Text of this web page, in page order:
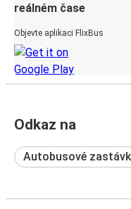
reálném čase
Objevte aplikaci FlixBus
Odkaz na
Autobusové